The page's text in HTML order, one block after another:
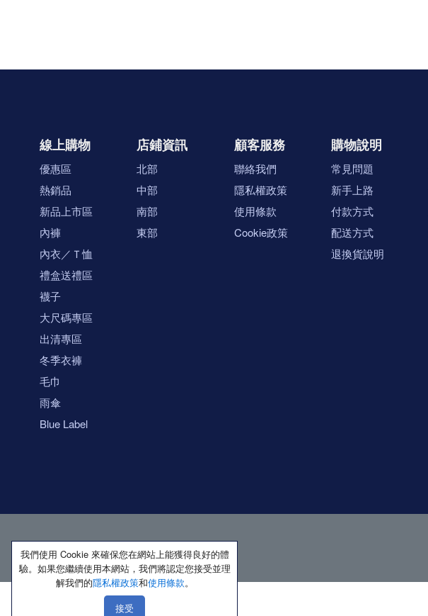
線上購物
優惠區
熱銷品
新品上市區
內褲
內衣／Ｔ恤
禮盒送禮區
襪子
大尺碼專區
出清專區
冬季衣褲
毛巾
雨傘
Blue Label
店鋪資訊
北部
中部
南部
東部
顧客服務
聯絡我們
隱私權政策
使用條款
Cookie政策
購物說明
常見問題
新手上路
付款方式
配送方式
退換貨說明
著作權所有 保留一切權利
我們使用 Cookie 來確保您在網站上能獲得良好的體
驗。如果您繼續使用本網站，我們將認定您接受並理
解我們的隱私權政策和使用條款。
接受